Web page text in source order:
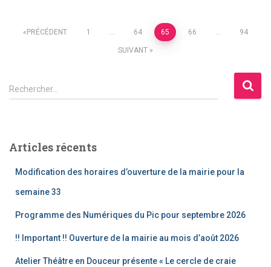
Pagination
publications
PRÉCÉDENT 1 … 64 65 66 … 94
SUIVANT
R
e
r
Rechercher…
Articles récents
Modification des horaires d’ouverture de la mairie pour la
semaine 33
Programme des Numériques du Pic pour septembre 2026
!! Important !! Ouverture de la mairie au mois d’août 2026
Atelier Théâtre en Douceur présente « Le cercle de craie